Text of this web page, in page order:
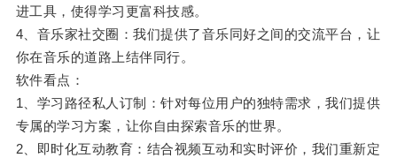
进工具，使得学习更富科技感。
4、音乐家社交圈：我们提供了音乐同好之间的交流平台，让
你在音乐的道路上结伴同行。
软件看点：
1、学习路径私人订制：针对每位用户的独特需求，我们提供
专属的学习方案，让你自由探索音乐的世界。
2、即时化互动教育：结合视频互动和实时评价，我们重新定